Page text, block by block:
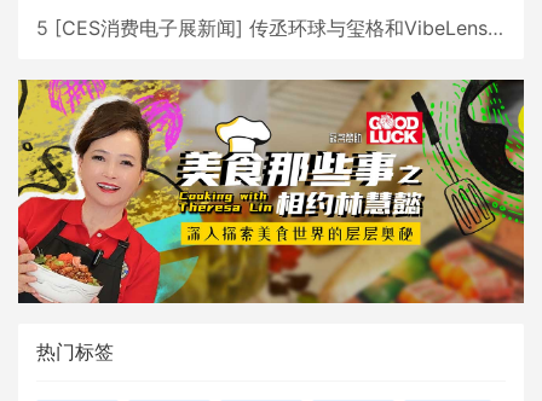
5 [CES消费电子展新闻] 传丞环球与玺格和VibeLens共同推出全新耳机
热门标签